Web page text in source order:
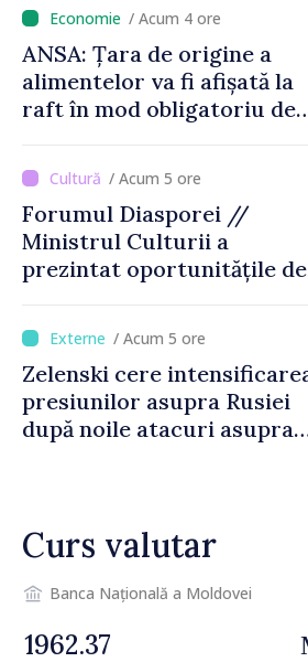
/ Acum 4 ore
ANSA: Țara de origine a
alimentelor va fi afișată la
raft în mod obligatoriu de
riscă amenzi de zeci de mii
de lei de lei/ Acum 5 ore
Forumul Diasporei //
Ministrul Culturii a
prezintat oportunitățile de
culturale și mobilitatea
artiștilor/ Acum 5 ore
Zelenski cere
presiunilor asupra Rusiei
după noile atacuri asupra
Curs valutar
Banca Națională a Moldovei